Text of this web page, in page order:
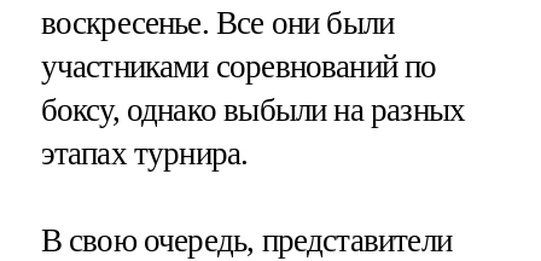
воскресенье. Все они были
участниками соревнований по
боксу, однако выбыли на разных
этапах турнира.
В свою очередь, представители